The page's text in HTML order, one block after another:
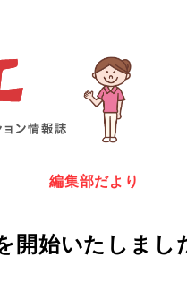
編集部だより
開始いたしまし